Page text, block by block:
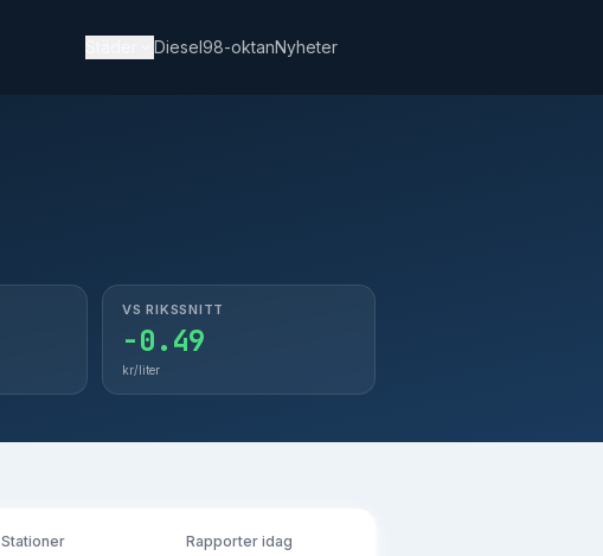
14.45 Hässleholm
Diesel98-oktanNyheter
VS RIKSSNITT
-0.49
kr/liter
Stationer Rapporter idag